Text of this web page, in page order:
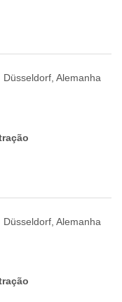
Düsseldorf, Alemanha
Düsseldorf, Alemanha